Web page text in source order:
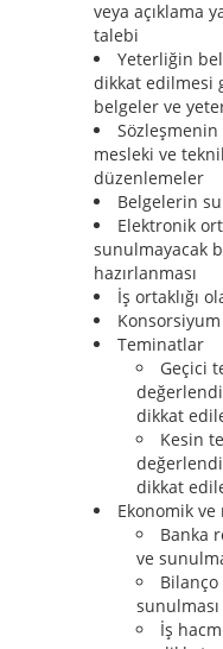
veya açıklama
talebi
Yeterliğin
dikkat edilmesi
belgeler ve
mesleki ve
düzenlemeler
Belgelerin
Elektronik
sunulmayacak
hazırlanması
İş ortaklığı
Teminatlar
Geçici
dikkat
Kesin
dikkat
Ekonomik
Banka
ve
İş